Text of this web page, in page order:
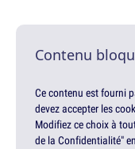
Contenu
Ce contenu est fourni
devez accepter les
Modifiez ce choix à
de la Confidentialité"